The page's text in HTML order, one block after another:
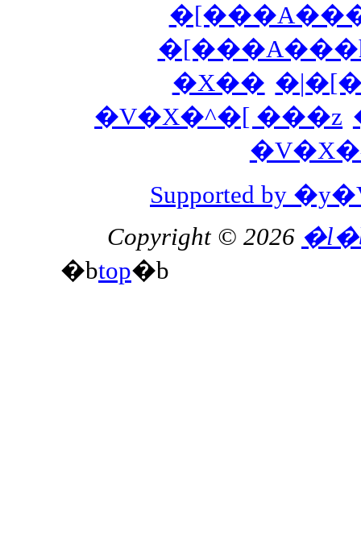
�X��
�V�X�^�[ ���z
Supported by
Copyright © 2026
�btop�b